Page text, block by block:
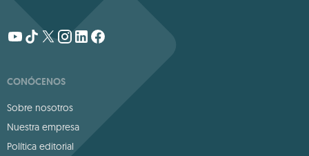
CONÓCENOS
Sobre nosotros
Nuestra empresa
Política editorial